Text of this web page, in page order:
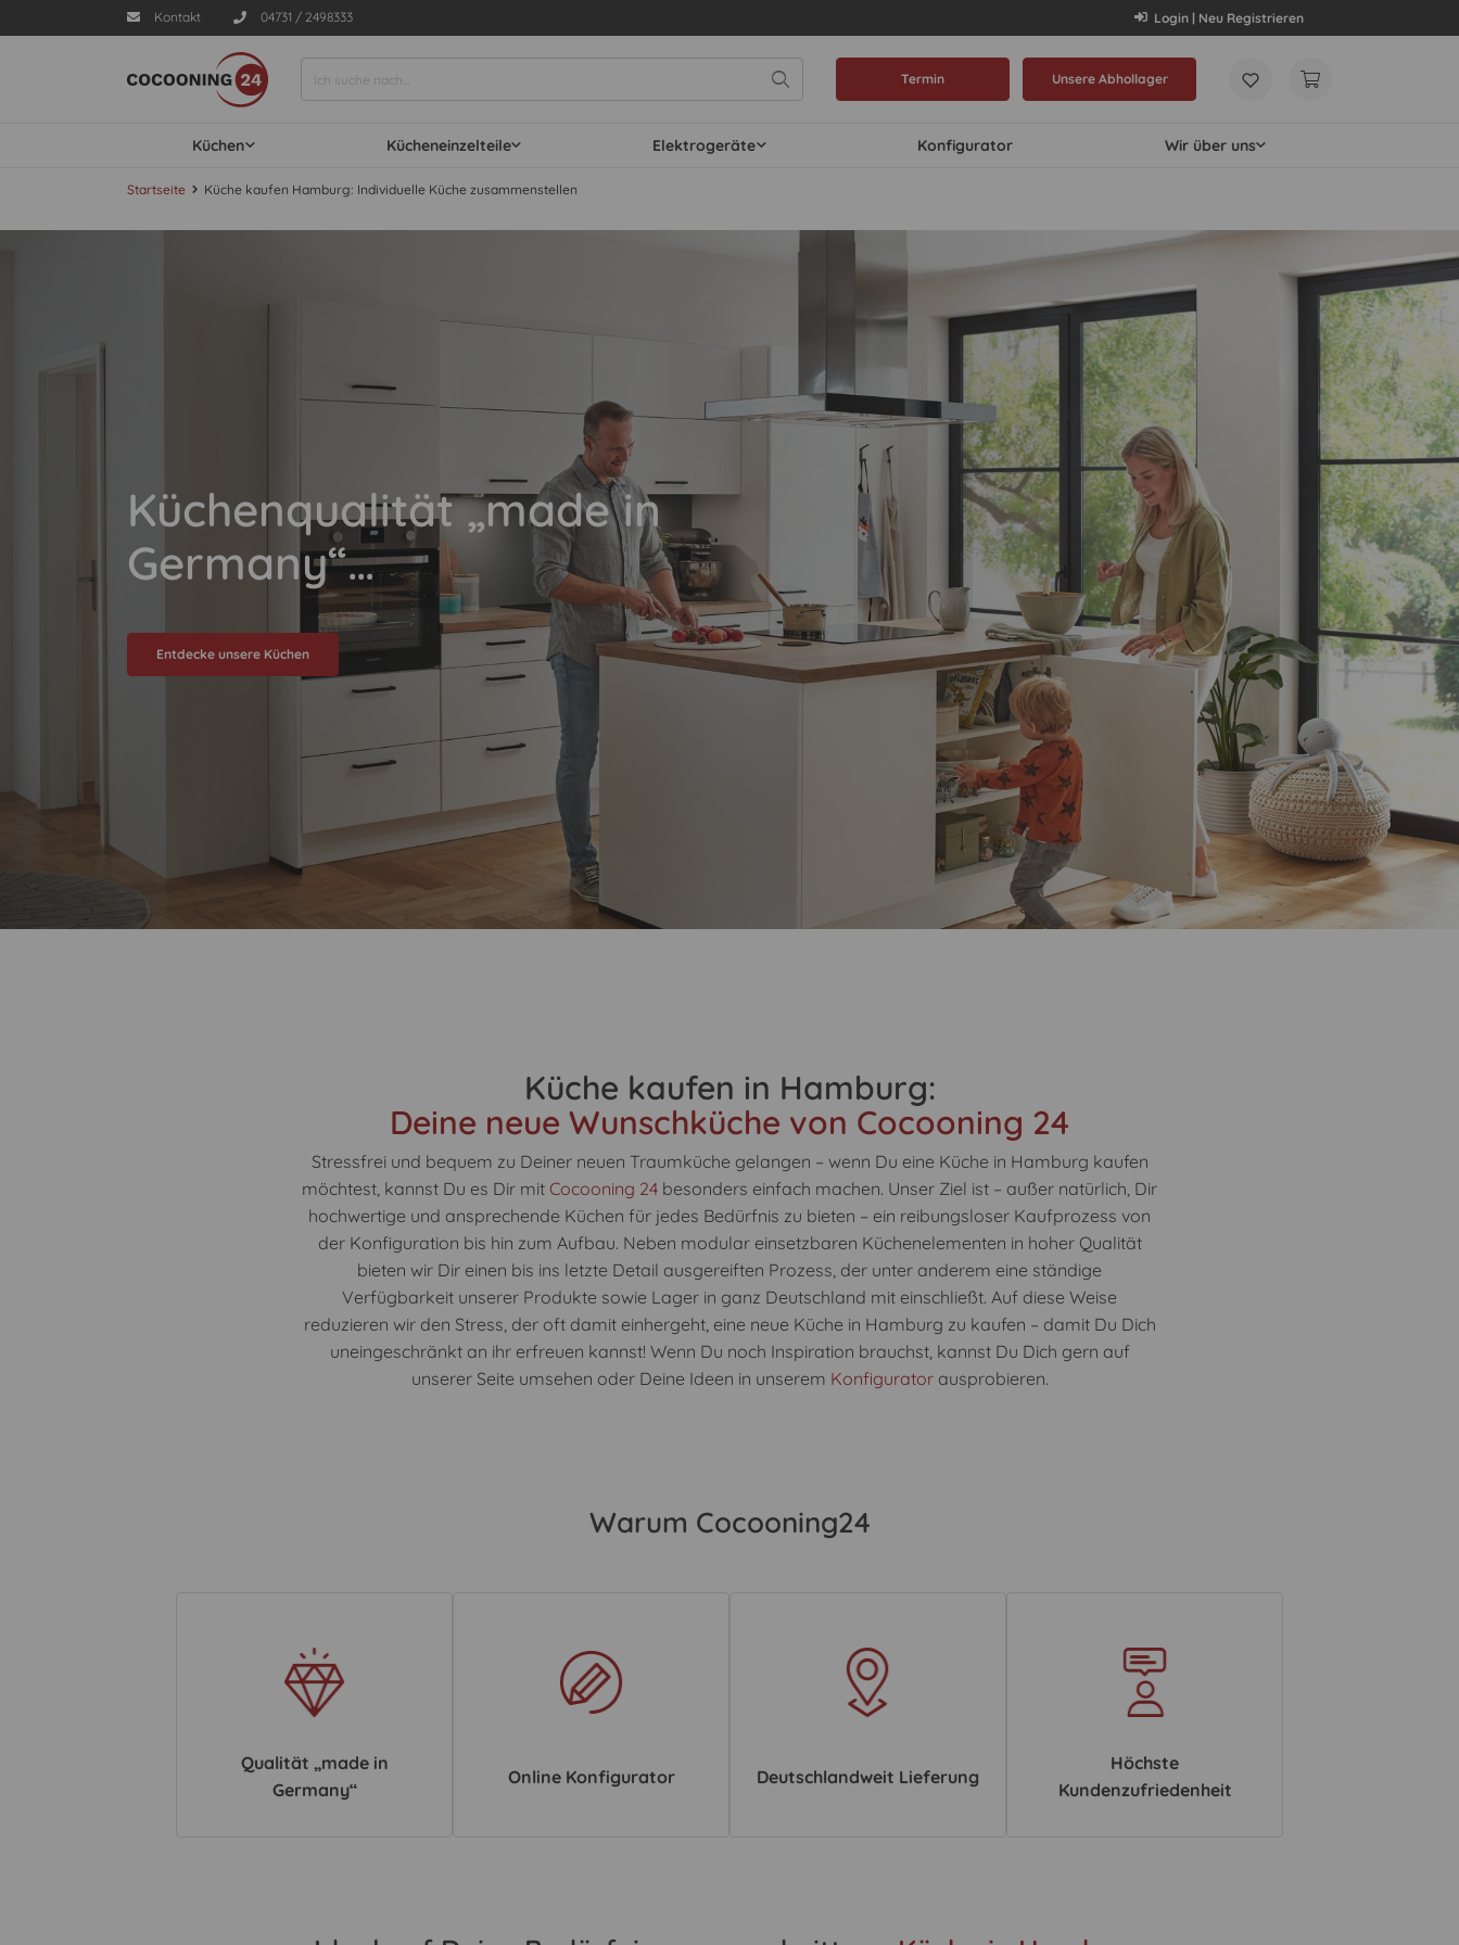
Kontakt 04731 / 2498333 Login | Neu Registrieren
Termin Unsere Abhollager
Küchen Kücheneinzelteile Elektrogeräte Konfigurator Wir über uns
Startseite Küche kaufen Hamburg: Individuelle Küche zusammenstellen
Küchenqualität „made in
Germany“…
Entdecke unsere Küchen
Küche kaufen in Hamburg:
Deine neue Wunschküche von Cocooning 24
Stressfrei und bequem zu Deiner neuen Traumküche gelangen – wenn Du eine Küche in Hamburg kaufen
möchtest, kannst Du es Dir mit Cocooning 24 besonders einfach machen. Unser Ziel ist – außer natürlich, Dir
hochwertige und ansprechende Küchen für jedes Bedürfnis zu bieten – ein reibungsloser Kaufprozess von
der Konfiguration bis hin zum Aufbau. Neben modular einsetzbaren Küchenelementen in hoher Qualität
bieten wir Dir einen bis ins letzte Detail ausgereiften Prozess, der unter anderem eine ständige
Verfügbarkeit unserer Produkte sowie Lager in ganz Deutschland mit einschließt. Auf diese Weise
reduzieren wir den Stress, der oft damit einhergeht, eine neue Küche in Hamburg zu kaufen – damit Du Dich
uneingeschränkt an ihr erfreuen kannst! Wenn Du noch Inspiration brauchst, kannst Du Dich gern auf
unserer Seite umsehen oder Deine Ideen in unserem Konfiguratorausprobieren.
Warum Cocooning24
Qualität „made in
Germany“
Online Konfigurator Deutschlandweit Lieferung
Höchste
Kundenzufriedenheit